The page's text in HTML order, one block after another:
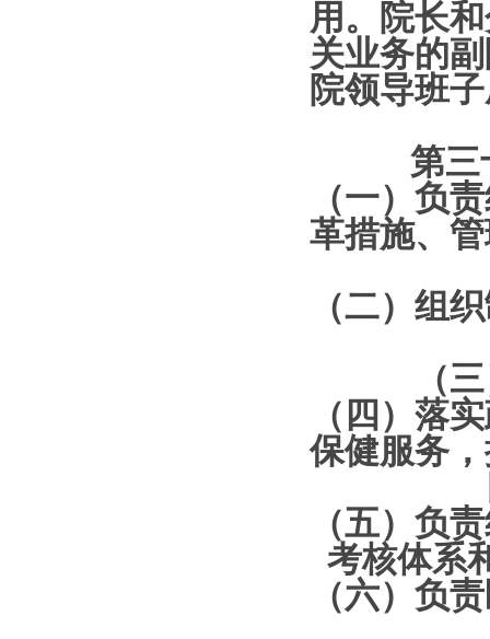
用。院长
关业务的
院领导班
第
（一）负
革措施、
（二）组
（
（四）落
保健服务
（五）负
考核体系
（六）负